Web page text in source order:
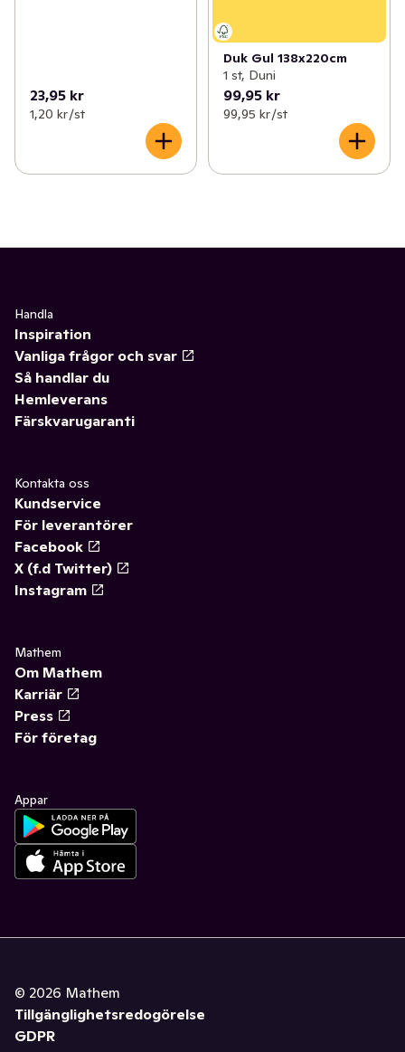
23,95 kr
1,20 kr /st
Duk Gul 138x220cm
1 st, Duni
99,95 kr
99,95 kr /st
Handla
Inspiration
Vanliga frågor och svar
Så handlar du
Hemleverans
Färskvarugaranti
Kontakta oss
Kundservice
För leverantörer
Facebook
X (f.d Twitter)
Instagram
Mathem
Om Mathem
Karriär
Press
För företag
Appar
© 2026 Mathem
Tillgänglighetsredogörelse
GDPR